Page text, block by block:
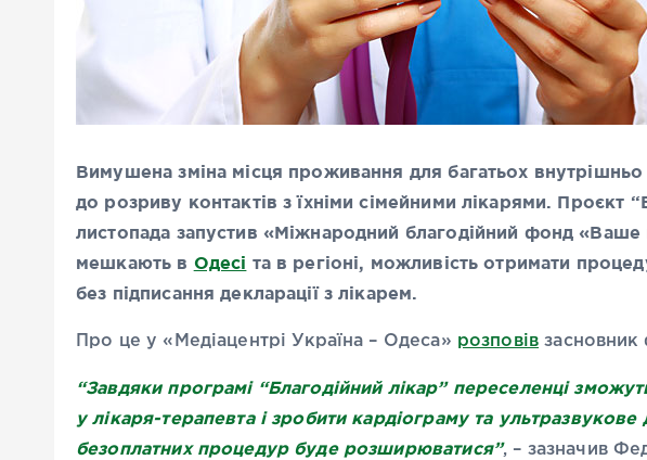
Вимушена зміна місця проживання для багатьох
до розриву контактів з їхніми сімейними лікарями. Проєкт
листопада запустив «Міжнародний благодійний фонд «Ваше
мешкають в Одесі та в регіоні, можливість отримати
без підписання декларації з лікарем.
Про це у «Медіацентрі Україна – Одеса» розповів засновник
“Завдяки програмі “Благодійний лікар” переселенці
у лікаря-терапевта і зробити кардіограму та
безоплатних процедур буде розширюватися”, – зазначив